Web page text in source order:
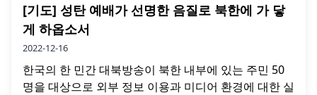
[기도] 성탄 예배가 선명한 음질로 북한에 가 닿
게 하옵소서
2022-12-16
한국의 한 민간 대북방송이 북한 내부에 있는 주민 50
명을 대상으로 외부 정보 이용과 미디어 환경에 대한 실